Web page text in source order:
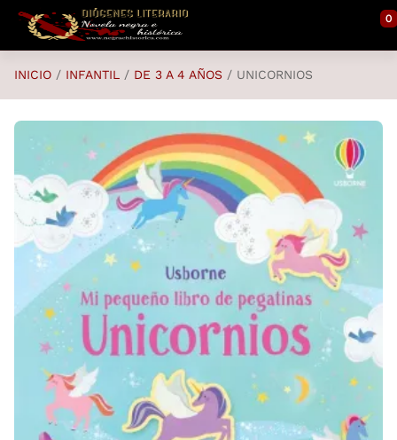
Saltar al contenido principal
0
INICIO INFANTIL DE 3 A 4 AÑOS UNICORNIOS